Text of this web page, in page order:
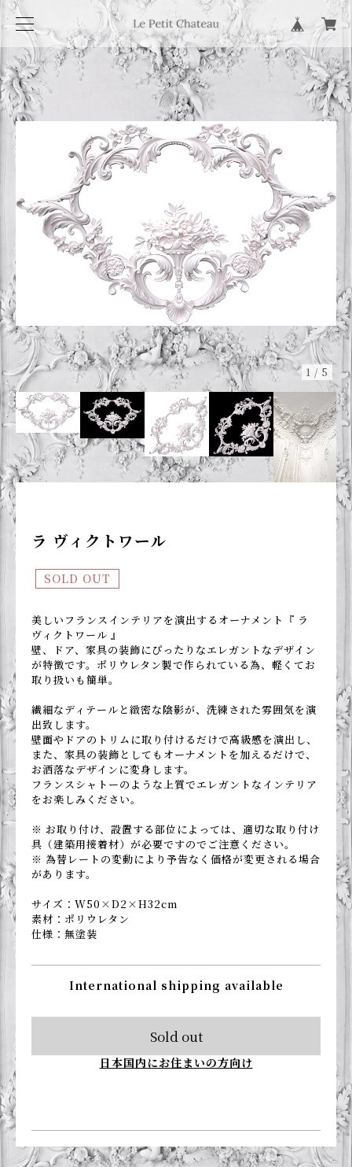
1 / 5
ラ ヴィクトワール
SOLD OUT
美しいフランスインテリアを演出するオーナメント『 ラ
ヴィクトワール 』
壁、ドア、家具の装飾にぴったりなエレガントなデザイン
が特徴です。ポリウレタン製で作られている為、軽くてお
取り扱いも簡単。
繊細なディテールと緻密な陰影が、洗練された雰囲気を演
出致します。
壁面やドアのトリムに取り付けるだけで高級感を演出し、
また、家具の装飾としてもオーナメントを加えるだけで、
お洒落なデザインに変身します。
フランスシャトーのような上質でエレガントなインテリア
をお楽しみください。
※ お取り付け、設置する部位によっては、適切な取り付け
具（建築用接着材）が必要ですのでご注意ください。
※ 為替レートの変動により予告なく価格が変更される場合
があります。
サイズ：W50×D2×H32cm
素材：ポリウレタン
仕様：無塗装
International shipping available
Sold out
日本国内にお住まいの方向け